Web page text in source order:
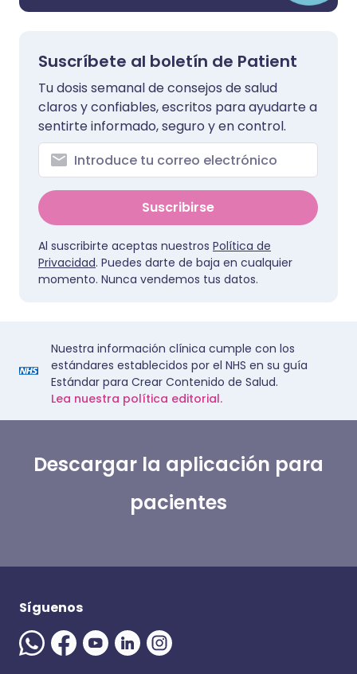
Suscríbete al boletín de Patient
Tu dosis semanal de consejos de salud
claros y confiables, escritos para ayudarte a
sentirte informado, seguro y en control.
Suscribirse
Al suscribirte aceptas nuestros Política de
Privacidad. Puedes darte de baja en cualquier
momento. Nunca vendemos tus datos.
Nuestra información clínica cumple con los
estándares establecidos por el NHS en su guía
Estándar para Crear Contenido de Salud.
Lea nuestra política editorial.
Descargar la aplicación para
pacientes
Síguenos